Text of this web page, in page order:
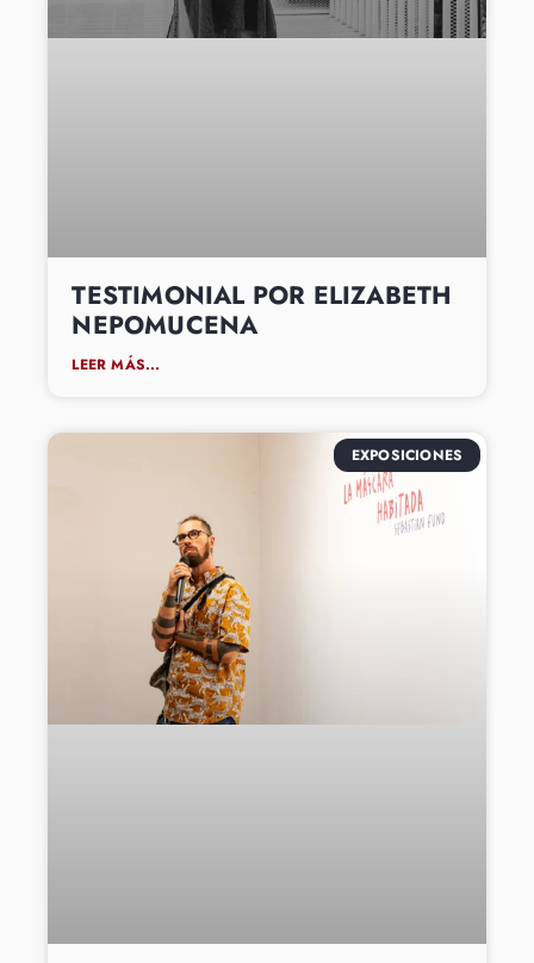
TESTIMONIAL POR ELIZABETH
NEPOMUCENA
LEER MÁS...
EXPOSICIONES